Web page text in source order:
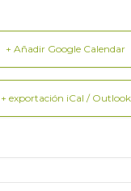
+ Añadir Google Calendar
+ exportación iCal / Outlook